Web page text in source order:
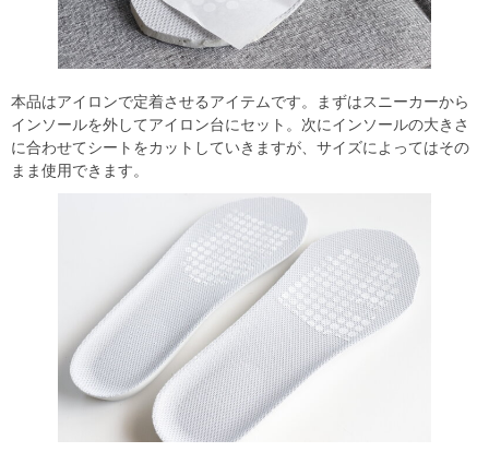
本品はアイロンで定着させるアイテムです。まずはスニーカーから
インソールを外してアイロン台にセット。次にインソールの大きさ
に合わせてシートをカットしていきますが、サイズによってはその
まま使用できます。